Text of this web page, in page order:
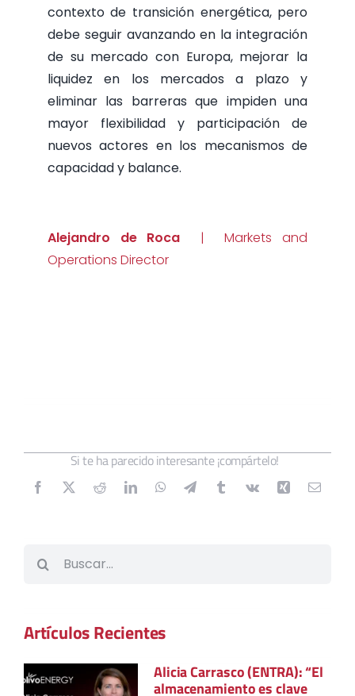
contexto de transición energética, pero
debe seguir avanzando en la integración
de su mercado con Europa, mejorar la
liquidez en los mercados a plazo y
eliminar las barreras que impiden una
mayor flexibilidad y participación de
nuevos actores en los mecanismos de
capacidad y balance.
Alejandro de Roca
| Markets and
Operations Director
Si te ha parecido interesante ¡compártelo!
Artículos Recientes
Alicia Carrasco (ENTRA): “El
almacenamiento es clave